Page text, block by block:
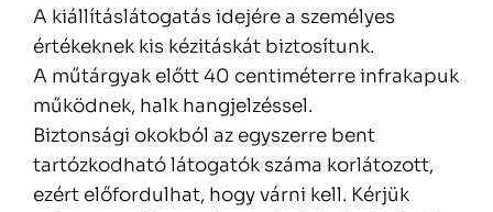
A kiállításlátogatás idejére a személyes
értékeknek kis kézitáskát biztosítunk.
A műtárgyak előtt 40 centiméterre infrakapuk
működnek, halk hangjelzéssel.
Biztonsági okokból az egyszerre bent
tartózkodható látogatók száma korlátozott,
ezért előfordulhat, hogy várni kell. Kérjük